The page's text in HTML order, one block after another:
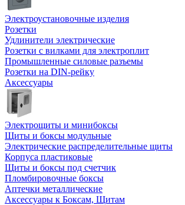
Электроустановочные изделия
Розетки
Удлинители электрические
Розетки с вилками для электроплит
Промышленные силовые разъемы
Розетки на DIN-рейку
Аксессуары
Электрощиты и минибоксы
Щиты и боксы модульные
Электрические распределительные щиты
Корпуса пластиковые
Щиты и боксы под счетчик
Пломбировочные боксы
Аптечки металлические
Аксессуары к Боксам, Щитам